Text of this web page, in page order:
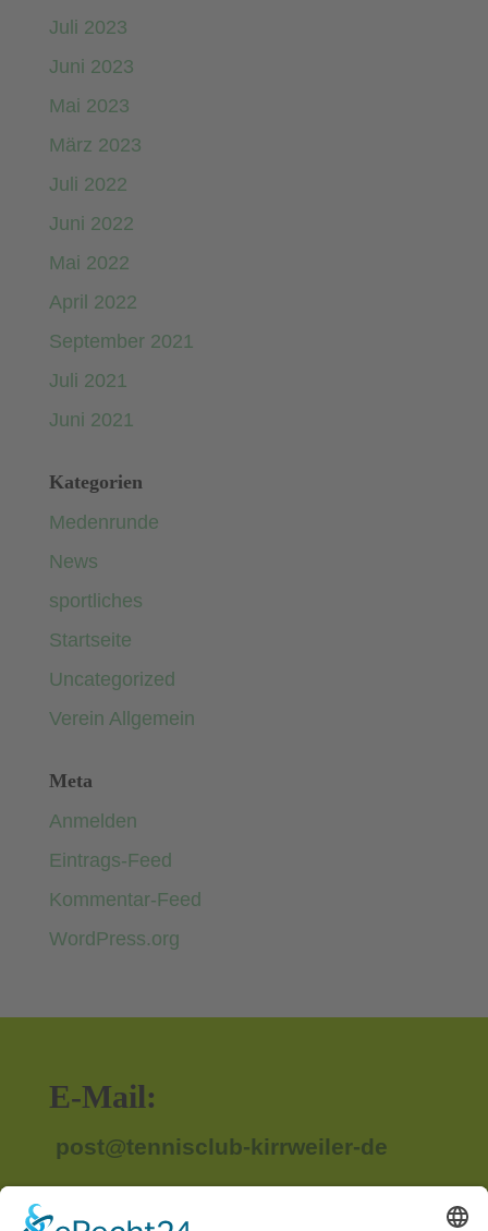
Juli 2023
Juni 2023
Mai 2023
März 2023
Juli 2022
Juni 2022
Mai 2022
April 2022
September 2021
Juli 2021
Juni 2021
Kategorien
Medenrunde
News
sportliches
Startseite
Uncategorized
Verein Allgemein
Meta
Anmelden
Eintrags-Feed
Kommentar-Feed
WordPress.org
E-Mail:
post@tennisclub-kirrweiler-de